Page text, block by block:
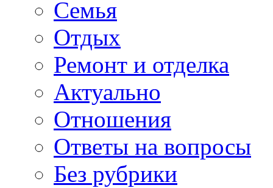
Семья
Отдых
Ремонт и отделка
Актуально
Отношения
Ответы на вопросы
Без рубрики